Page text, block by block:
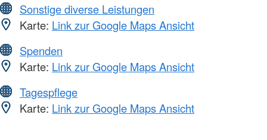
Sonstige diverse Leistungen
Karte: Link zur Google Maps Ansicht
Spenden
Karte: Link zur Google Maps Ansicht
Tagespflege
Karte: Link zur Google Maps Ansicht